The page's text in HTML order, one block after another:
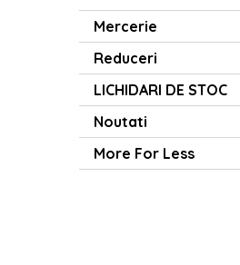
Mercerie
Reduceri
LICHIDARI DE STOC
Noutati
More For Less